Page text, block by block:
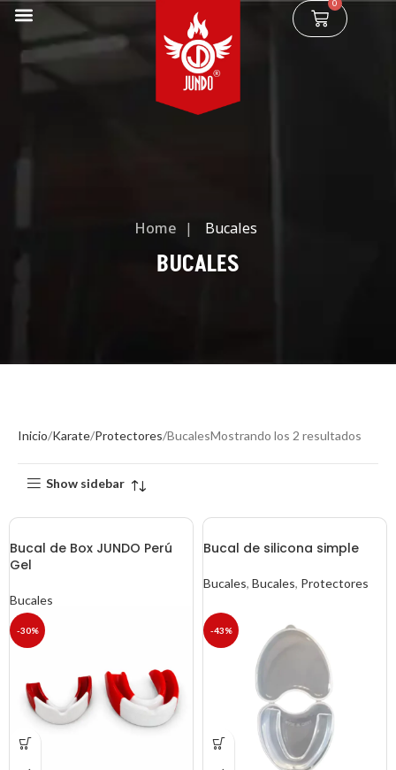
0
Home | Bucales
BUCALES
Inicio Karate Protectores BucalesMostrando los 2 resultados
Show sidebar
-30%
Bucal de Box JUNDO Perú
Gel
Bucales
-43%
Bucal de silicona simple
Bucales, Bucales, Protectores